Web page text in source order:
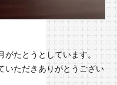
がたとうとしています。
いただきありがとうござい